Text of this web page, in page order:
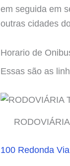
em seguida em
outras cidades
Horario de
Essas são as
100 Redonda